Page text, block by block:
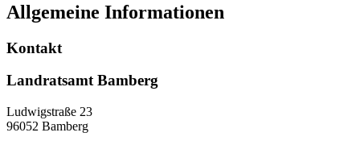
Allgemeine Informationen
Kontakt
Landratsamt Bamberg
Ludwigstraße 23
96052 Bamberg